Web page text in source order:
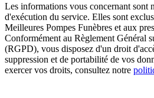
Les informations vous concernant sont
d'exécution du service. Elles sont
Meilleures Pompes Funèbres et aux
Conformément au Règlement Général
(RGPD), vous disposez d'un droit
suppression et de portabilité de vos
exercer vos droits, consultez notre